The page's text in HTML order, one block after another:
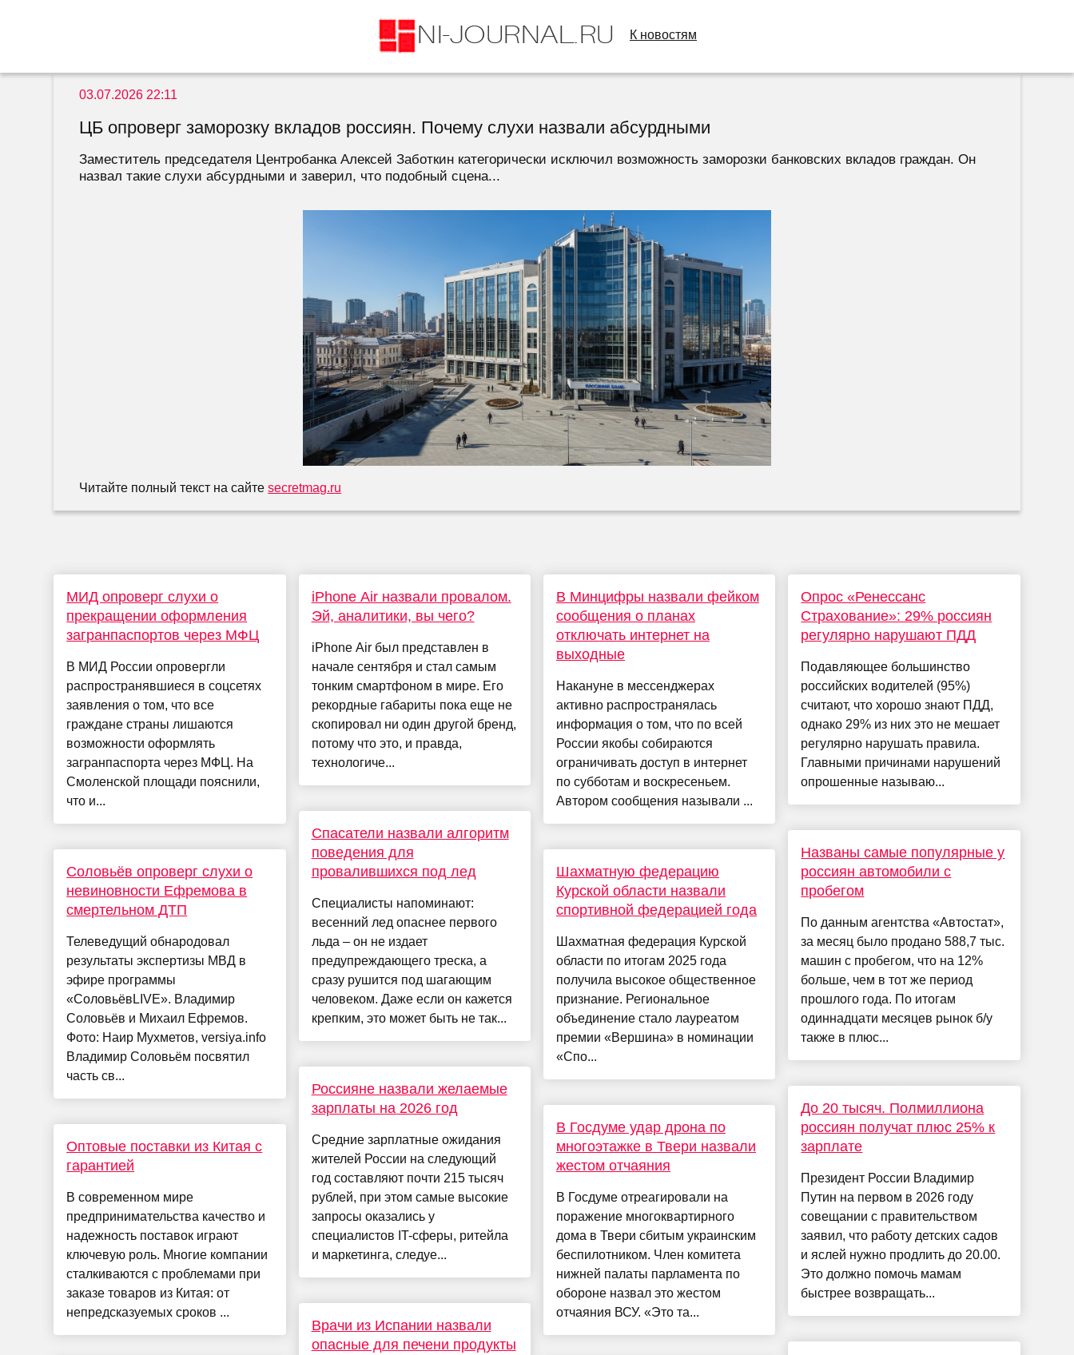
К новостям
03.07.2026 22:11
ЦБ опроверг заморозку вкладов россиян. Почему слухи назвали абсурдными
Заместитель председателя Центробанка Алексей Заботкин категорически исключил возможность заморозки банковских вкладов граждан. Он
назвал такие слухи абсурдными и заверил, что подобный сцена...
Читайте полный текст на сайтеsecretmag.ru
МИД опроверг слухи о
прекращении оформления
загранпаспортов через МФЦ
В МИД России опровергли
распространявшиеся в соцсетях
заявления о том, что все
граждане страны лишаются
возможности оформлять
загранпаспорта через МФЦ. На
Смоленской площади пояснили,
что и...
Соловьёв опроверг слухи о
невиновности Ефремова в
смертельном ДТП
Телеведущий обнародовал
результаты экспертизы МВД в
эфире программы
«СоловьёвLIVE». Владимир
Соловьёв и Михаил Ефремов.
Фото: Наир Мухметов, versiya.info
Владимир Соловьём посвятил
часть св...
Оптовые поставки из Китая с
гарантией
В современном мире
предпринимательства качество и
надежность поставок играют
ключевую роль. Многие компании
сталкиваются с проблемами при
заказе товаров из Китая: от
непредсказуемых сроков ...
iPhone Air назвали провалом.
Эй, аналитики, вы чего?
iPhone Air был представлен в
начале сентября и стал самым
тонким смартфоном в мире. Его
рекордные габариты пока еще не
скопировал ни один другой бренд,
потому что это, и правда,
технологиче...
Спасатели назвали алгоритм
поведения для
провалившихся под лед
Специалисты напоминают:
весенний лед опаснее первого
льда – он не издает
предупреждающего треска, а
сразу рушится под шагающим
человеком. Даже если он кажется
крепким, это может быть не так...
Россияне назвали желаемые
зарплаты на 2026 год
Средние зарплатные ожидания
жителей России на следующий
год составляют почти 215 тысяч
рублей, при этом самые высокие
запросы оказались у
специалистов IT-сферы, ритейла
и маркетинга, следуе...
Врачи из Испании назвали
опасные для печени продукты
В Минцифры назвали фейком
сообщения о планах
отключать интернет на
выходные
Накануне в мессенджерах
активно распространялась
информация о том, что по всей
России якобы собираются
ограничивать доступ в интернет
по субботам и воскресеньем.
Автором сообщения называли ...
Шахматную федерацию
Курской области назвали
спортивной федерацией года
Шахматная федерация Курской
области по итогам 2025 года
получила высокое общественное
признание. Региональное
объединение стало лауреатом
премии «Вершина» в номинации
«Спо...
В Госдуме удар дрона по
многоэтажке в Твери назвали
жестом отчаяния
В Госдуме отреагировали на
поражение многоквартирного
дома в Твери сбитым украинским
беспилотником. Член комитета
нижней палаты парламента по
обороне назвал это жестом
отчаяния ВСУ. «Это та...
Опрос «Ренессанс
Страхование»: 29% россиян
регулярно нарушают ПДД
Подавляющее большинство
российских водителей (95%)
считают, что хорошо знают ПДД,
однако 29% из них это не мешает
регулярно нарушать правила.
Главными причинами нарушений
опрошенные называю...
Названы самые популярные у
россиян автомобили с
пробегом
По данным агентства «Автостат»,
за месяц было продано 588,7 тыс.
машин с пробегом, что на 12%
больше, чем в тот же период
прошлого года. По итогам
одиннадцати месяцев рынок б/у
также в плюс...
До 20 тысяч. Полмиллиона
россиян получат плюс 25% к
зарплате
Президент России Владимир
Путин на первом в 2026 году
совещании с правительством
заявил, что работу детских садов
и яслей нужно продлить до 20.00.
Это должно помочь мамам
быстрее возвращать...